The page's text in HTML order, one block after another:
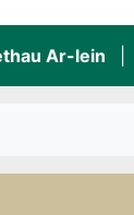
Ar-lein